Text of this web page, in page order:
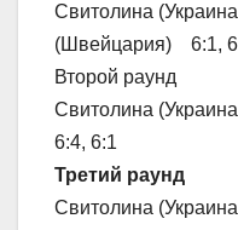
Свитолина
(Швейцария) 6:1,
Второй раунд
Свитолина
6:4, 6:1
Третий раунд
Свитолина